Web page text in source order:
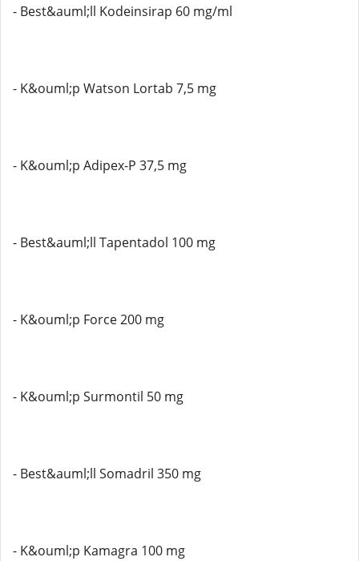
- Best&auml;ll Kodeinsirap 60 mg/ml
- K&ouml;p Watson Lortab 7,5 mg
- K&ouml;p Adipex-P 37,5 mg
- Best&auml;ll Tapentadol 100 mg
- K&ouml;p Force 200 mg
- K&ouml;p Surmontil 50 mg
- Best&auml;ll Somadril 350 mg
- K&ouml;p Kamagra 100 mg